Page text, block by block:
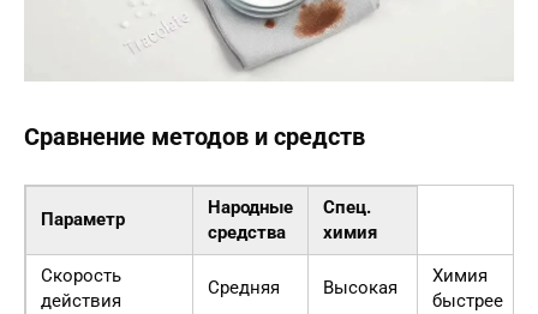
Сравнение методов и средств
Параметр
Народные
средства
Спец.
химия
Скорость
действия
Средняя Высокая
Химия
быстрее